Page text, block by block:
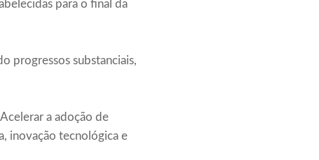
para o final da
progressos substanciais,
a adoção de
inovação tecnológica e